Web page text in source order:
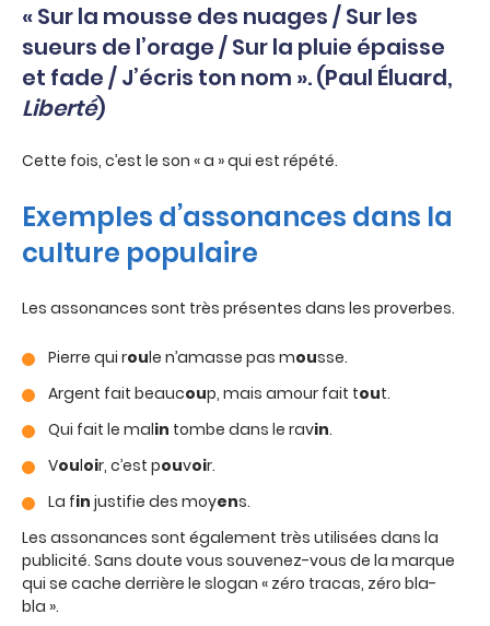
« Sur la mousse des nuages / Sur les
sueurs de l’orage / Sur la pluie épaisse
et fade / J’écris ton nom ». (Paul Éluard,
Liberté)
Cette fois, c’est le son « a » qui est répété.
Exemples d’assonances dans la
culture populaire
Les assonances sont très présentes dans les proverbes.
Pierre qui roule n’amasse pas mousse.
Argent fait beaucoup, mais amour fait tout.
Qui fait le malin tombe dans le ravin.
Vouloir, c’est pouvoir.
La fin justifie des moyens.
Les assonances sont également très utilisées dans la
publicité. Sans doute vous souvenez-vous de la marque
qui se cache derrière le slogan « zéro tracas, zéro bla-
bla ».